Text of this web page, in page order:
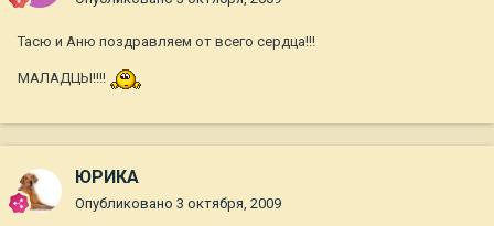
Тасю и Аню поздравляем от всего сердца!!!
МАЛАДЦЫ!!!!
ЮРИКА
Опубликовано 3 октября, 2009